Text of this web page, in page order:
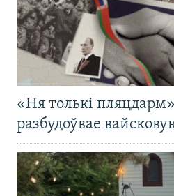
«Ня толькі
разбудоўвае